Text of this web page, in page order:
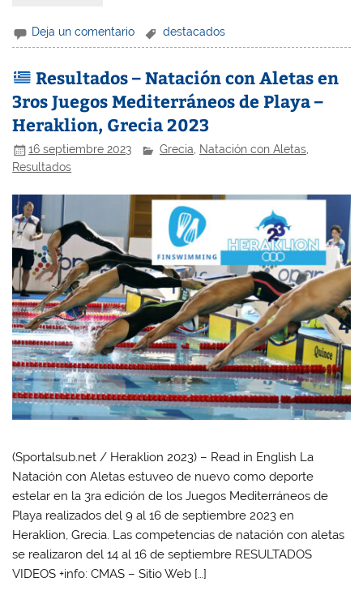
Deja un comentario destacados
Resultados – Natación con Aletas en
3ros Juegos Mediterráneos de Playa –
Heraklion, Grecia 2023
16 septiembre 2023 Grecia Natación con Aletas
Resultados
(Sportalsub.net / Heraklion 2023) – Read in English La
Natación con Aletas estuveo de nuevo como deporte
estelar en la 3ra edición de los Juegos Mediterráneos de
Playa realizados del 9 al 16 de septiembre 2023 en
Heraklion, Grecia. Las competencias de natación con aletas
se realizaron del 14 al 16 de septiembre RESULTADOS
VIDEOS +info: CMAS – Sitio Web […]